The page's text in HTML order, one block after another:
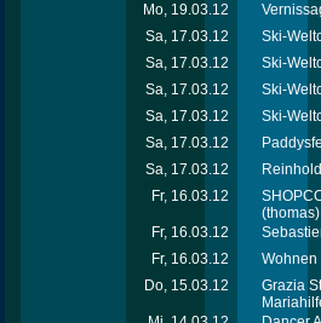
Mo, 19.03.12
Sa, 17.03.12
Ski-
Sa, 17.03.12
Ski-
Sa, 17.03.12
Ski-
Sa, 17.03.12
Ski-
Sa, 17.03.12
Sa, 17.03.12
Fr, 16.03.12
(thomas)
Fr, 16.03.12
Fr, 16.03.12
Wohnen
Do, 15.03.12
Grazia